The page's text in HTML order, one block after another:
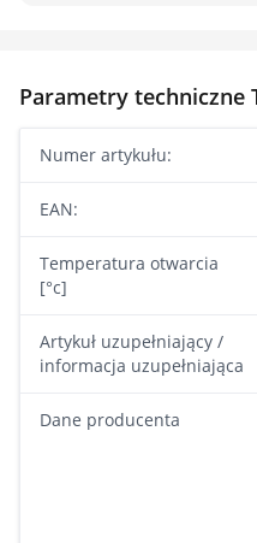
Parametry techniczne
Numer artykułu:
EAN:
Temperatura otwarcia
[°c]
Artykuł uzupełniający /
informacja uzupełniająca
Dane producenta